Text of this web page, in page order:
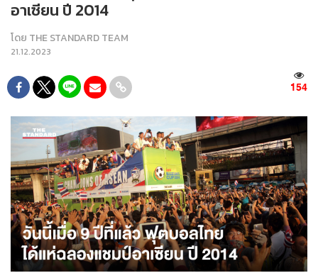
อาเซียน ปี 2014
โดย THE STANDARD TEAM
21.12.2023
154